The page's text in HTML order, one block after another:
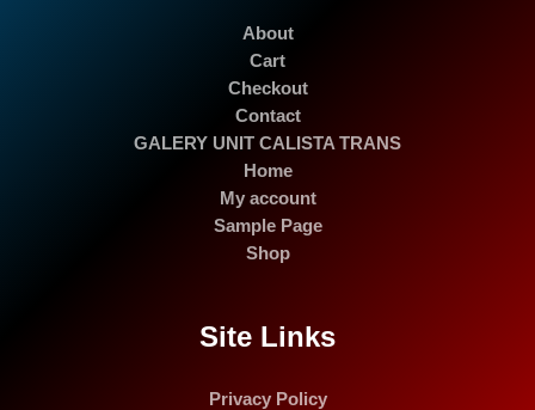
About
Cart
Checkout
Contact
GALERY UNIT CALISTA TRANS
Home
My account
Sample Page
Shop
Site Links
Privacy Policy